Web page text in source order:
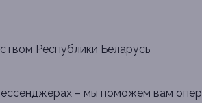
Республики Беларусь
– мы поможем вам